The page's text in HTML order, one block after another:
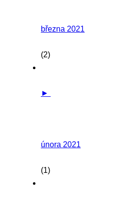
března 2021
(2)
►
února 2021
(1)